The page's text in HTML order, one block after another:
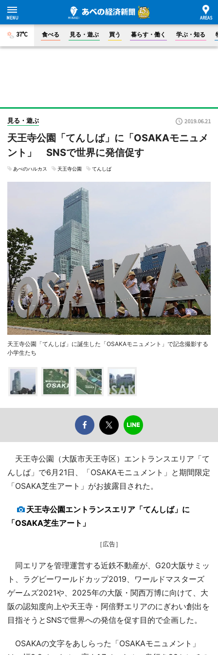
37°C 食べる 見る・遊ぶ 買う 暮らす・働く 学ぶ・知る
見る・遊ぶ 2019.06.21
天王寺公園「てんしば」に「OSAKAモニュメ
ント」 SNSで世界に発信促す
あべのハルカス 天王寺公園 てんしば
天王寺公園「てんしば」に誕生した「OSAKAモニュメント」で記念撮影する
小学生たち
天王寺公園（大阪市天王寺区）エントランスエリア「て
んしば」で6月21日、「OSAKAモニュメント」と期間限定
「OSAKA芝生アート」がお披露目された。
天王寺公園エントランスエリア「てんしば」に
「OSAKA芝生アート」
［広告］
同エリアを管理運営する近鉄不動産が、G20大阪サミッ
ト、ラグビーワールドカップ2019、ワールドマスターズ
ゲームズ2021や、2025年の大阪・関西万博に向けて、大
阪の認知度向上や天王寺・阿倍野エリアのにぎわい創出を
目指そうとSNSで世界への発信を促す目的で企画した。
OSAKAの文字をあしらった「OSAKAモニュメント」